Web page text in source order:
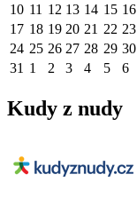
10 11 12 13 14 15 16
17 18 19 20 21 22 23
24 25 26 27 28 29 30
31 1 2 3 4 5 6
Kudy z nudy